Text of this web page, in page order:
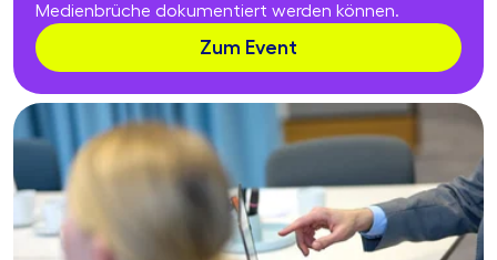
Medienbrüche dokumentiert werden können.
Zum Event